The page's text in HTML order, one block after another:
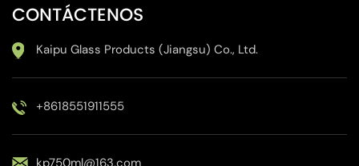
CONTÁCTENOS
Kaipu Glass Products (Jiangsu) Co., Ltd.
+8618551911555